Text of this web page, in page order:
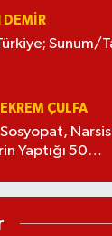
DEMİR
Sunum/
ÇULFA
Yaptığı 50